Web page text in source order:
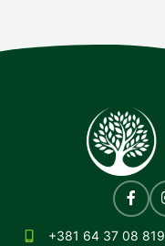
+381 64 37 08 819